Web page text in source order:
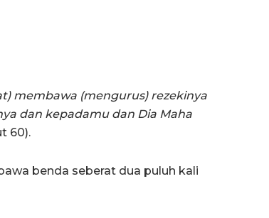
membawa (mengurus) rezekinya
dan kepadamu dan Dia Maha
60).
benda seberat dua puluh kali